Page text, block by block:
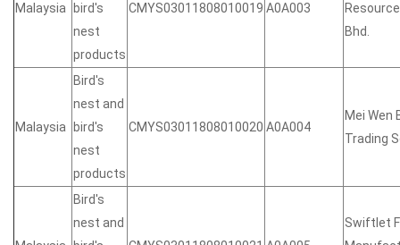
Malaysia
bird's
nest
products
CMYS03011808010019 A0A003
Bhd.
Malaysia
Bird's
nest and
bird's
nest
products
CMYS03011808010020 A0A004
Mei Wen
Trading
Bird's
nest and
Swiftlet